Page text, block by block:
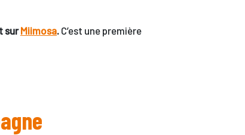
surMiimosa. C’est une première